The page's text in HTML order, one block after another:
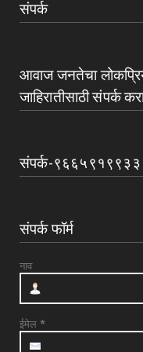
संपर्क
आवाज जनतेचा लोकप्रिय
जाहिरातीसाठी संपर्क
संपर्क-९६६५९१९९३३
संपर्क फॉर्म
नाव
ईमेल *